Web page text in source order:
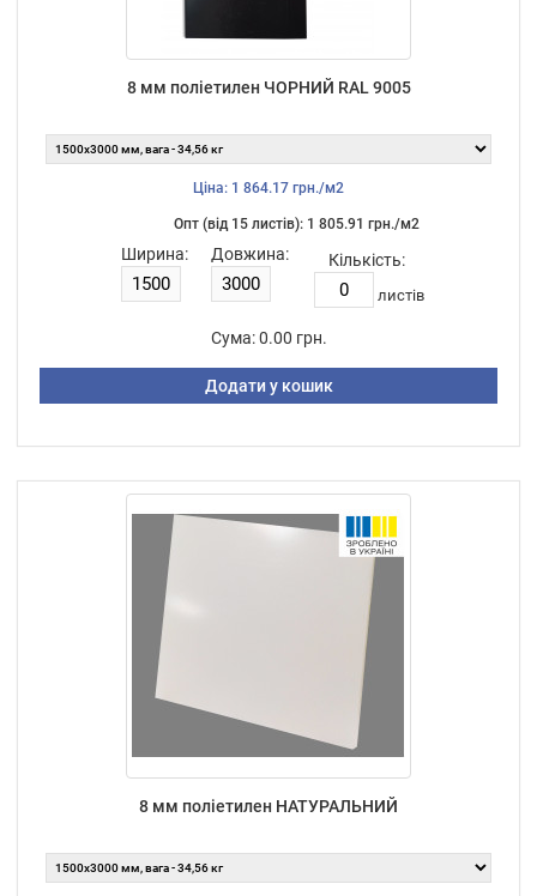
8 мм поліетилен ЧОРНИЙ RAL 9005
Ціна: 1 864.17 грн./м2
Опт (від 15 листiв): 1 805.91 грн./м2
Ширина: Довжина: Кількість:
листiв
Сума: 0.00 грн.
Додати у кошик
8 мм поліетилен НАТУРАЛЬНИЙ